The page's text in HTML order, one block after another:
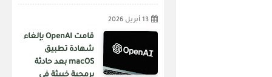
13 أبريل 2026
قامت OpenAI بإلغاء
شهادة تطبيق
macOS بعد حادثة
برمجية خبيثة في